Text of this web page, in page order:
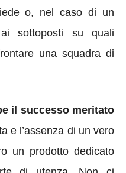
o, nel caso di un
sottoposti su quali
una squadra di
il successo meritato
e l’assenza di un vero
un prodotto dedicato